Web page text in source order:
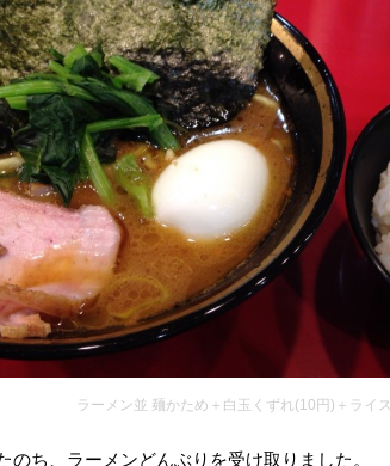
ラーメン並 麺かため＋白玉くずれ(10円)＋ライス
のち、ラーメンどんぶりを受け取りました。